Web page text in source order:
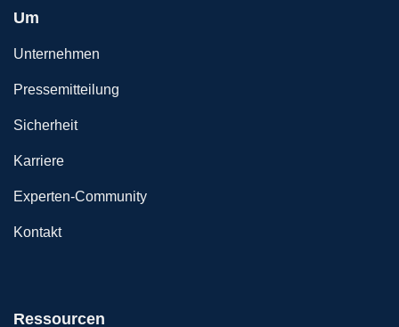
Um
Unternehmen
Pressemitteilung
Sicherheit
Karriere
Experten-Community
Kontakt
Ressourcen